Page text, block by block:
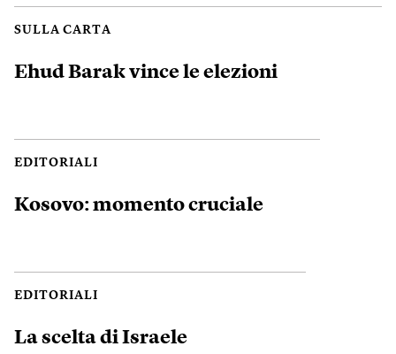
SULLA CARTA
Ehud Barak vince le elezioni
EDITORIALI
Kosovo: momento cruciale
EDITORIALI
La scelta di Israele